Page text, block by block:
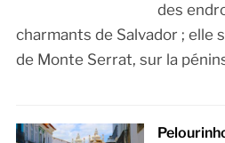
des
charmants de Salvador ; elle
de Monte Serrat, sur la